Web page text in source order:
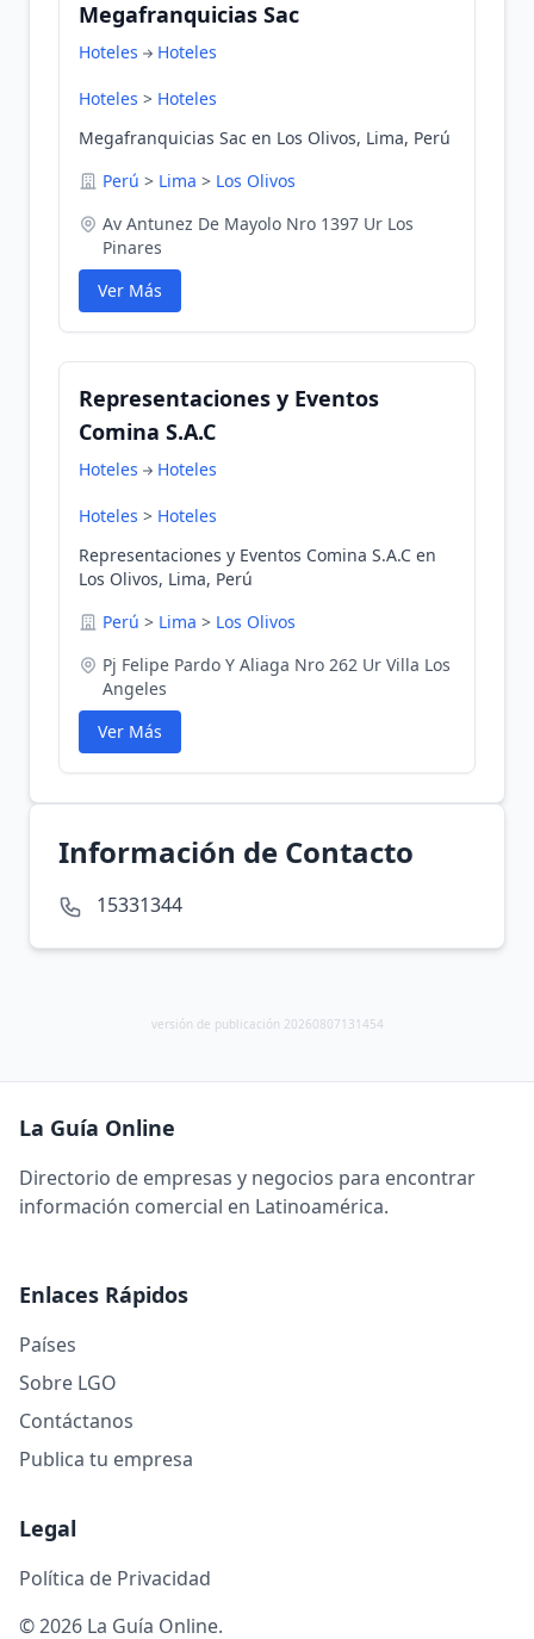
Megafranquicias Sac
Hoteles Hoteles
Hoteles > Hoteles
Megafranquicias Sac en Los Olivos, Lima, Perú
Perú > Lima > Los Olivos
Av Antunez De Mayolo Nro 1397 Ur Los
Pinares
Ver Más
Representaciones y Eventos
Comina S.A.C
Hoteles Hoteles
Hoteles > Hoteles
Representaciones y Eventos Comina S.A.C en
Los Olivos, Lima, Perú
Perú > Lima > Los Olivos
Pj Felipe Pardo Y Aliaga Nro 262 Ur Villa Los
Angeles
Ver Más
Información de Contacto
15331344
versión de publicación 20260807131454
La Guía Online
Directorio de empresas y negocios para encontrar
información comercial en Latinoamérica.
Enlaces Rápidos
Países
Sobre LGO
Contáctanos
Publica tu empresa
Legal
Política de Privacidad
© 2026 La Guía Online.